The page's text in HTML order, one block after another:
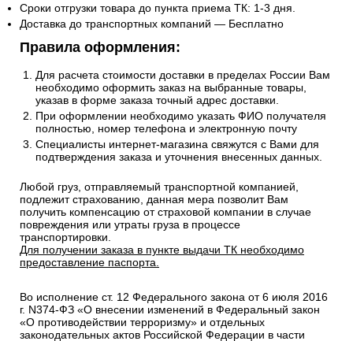
Сроки отгрузки товара до пункта приема ТК: 1-3 дня.
Доставка до транспортных компаний — Бесплатно
Правила оформления:
Для расчета стоимости доставки в пределах России Вам
необходимо оформить заказ на выбранные товары,
указав в форме заказа точный адрес доставки.
При оформлении необходимо указать ФИО получателя
полностью, номер телефона и электронную почту
Специалисты интернет-магазина свяжутся с Вами для
подтверждения заказа и уточнения внесенных данных.
Любой груз, отправляемый транспортной компанией,
подлежит страхованию, данная мера позволит Вам
получить компенсацию от страховой компании в случае
повреждения или утраты груза в процессе
транспортировки.
Для получении заказа в пункте выдачи ТК необходимо
предоставление паспорта.
Во исполнение ст. 12 Федерального закона от 6 июля 2016
г. N374-ФЗ «О внесении изменений в Федеральный закон
«О противодействии терроризму» и отдельных
законодательных актов Российской Федерации в части